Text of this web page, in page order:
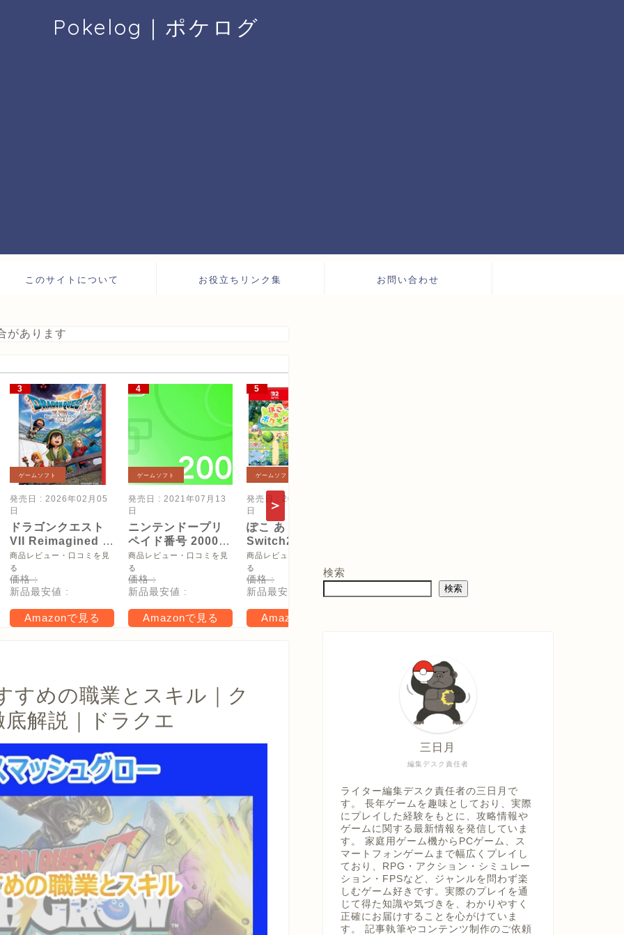
Pokelog｜ポケログ
このサイトについて お役立ちリンク集 お問い合わせ
があります
ゲームソフト
発売日 : 2026年02月05
日
ドラゴンクエスト
VII Reimagined -
Switch2
商品レビュー・口コミを見
る
価格 :
新品最安値 :
Amazonで見る
ゲームソフト
発売日 : 2021年07月13
日
ニンテンドープリ
ペイド番号 2000
円|オンラインコー
ド版
商品レビュー・口コミを見
る
価格 :
新品最安値 :
Amazonで見る
ゲームソフト
発売日 : 2026年03月05
日
ぽこ あ ポケモン -
Switch2
【Amazon.co.jpオ
リジナル特典】メ
タモン型木製トレ
ー(サイズ約直径
16cm) 同梱 & デジ
タル特典 家具「ひ
商品レビュー・口コミを見
る
価格 :
新品最安値 :
Amazonで見る
価格 :
すめの職業とスキル｜ク
解説｜ドラクエ
検索
検索
編集デスク責任者
三日月
ライター編集デスク責任者の三日月で
す。 長年ゲームを趣味としており、実際
にプレイした経験をもとに、攻略情報や
ゲームに関する最新情報を発信していま
す。 家庭用ゲーム機からPCゲーム、ス
マートフォンゲームまで幅広くプレイし
ており、RPG・アクション・シミュレー
ション・FPSなど、ジャンルを問わず楽
しむゲーム好きです。実際のプレイを通
じて得た知識や気づきを、わかりやすく
正確にお届けすることを心がけていま
す。 記事執筆やコンテンツ制作のご依頼